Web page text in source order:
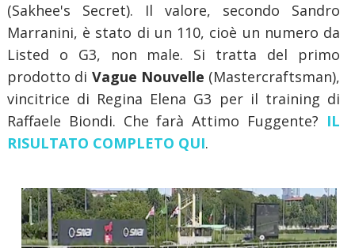
(Sakhee's Secret). Il valore, secondo Sandro
Marranini, è stato di un 110, cioè un numero da
Listed o G3, non male. Si tratta del primo
prodotto di Vague Nouvelle (Mastercraftsman),
vincitrice di Regina Elena G3 per il training di
Raffaele Biondi. Che farà Attimo Fuggente? IL
RISULTATO COMPLETO QUI.